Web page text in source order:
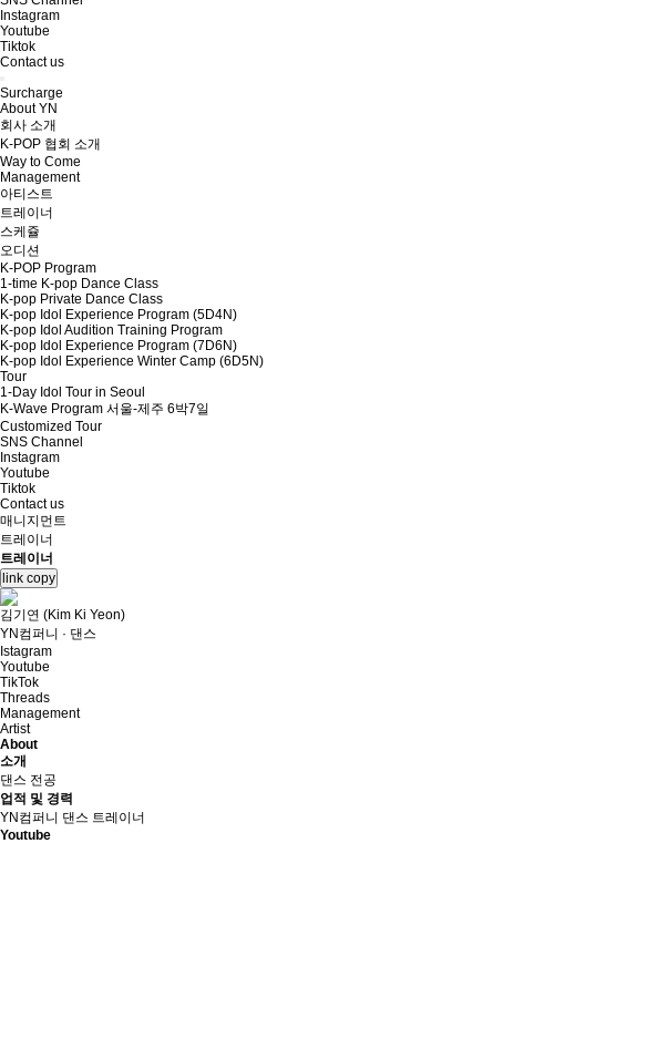
Instagram
Youtube
Tiktok
Contact us
Surcharge
About YN
회사 소개
K-POP 협회 소개
Way to Come
Management
아티스트
트레이너
스케쥴
오디션
K-POP Program
1-time K-pop Dance Class
K-pop Private Dance Class
K-pop Idol Experience Program (5D4N)
K-pop Idol Audition Training Program
K-pop Idol Experience Program (7D6N)
K-pop Idol Experience Winter Camp (6D5N)
Tour
1-Day Idol Tour in Seoul
K-Wave Program 서울-제주 6박7일
Customized Tour
SNS Channel
Instagram
Youtube
Tiktok
Contact us
매니지먼트
트레이너
트레이너
link copy
김기연 (Kim Ki Yeon)
YN컴퍼니 · 댄스
Istagram
Youtube
TikTok
Threads
Management
Artist
About
소개
댄스 전공
업적 및 경력
YN컴퍼니 댄스 트레이너
Youtube